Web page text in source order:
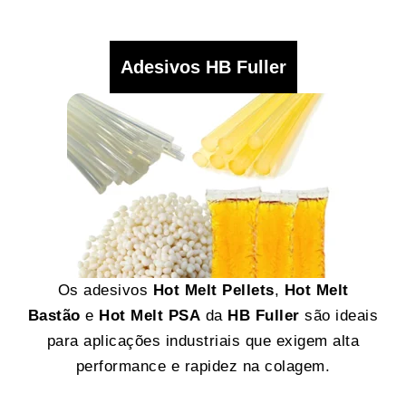
Adesivos HB Fuller
Os adesivos Hot Melt Pellets, Hot Melt
Bastão e Hot Melt PSA da HB Fuller são ideais
para aplicações industriais que exigem alta
performance e rapidez na colagem.